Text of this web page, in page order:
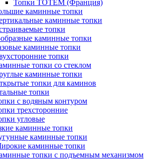
Топки TOTEM (Франция)
каминные топки
каминные топки
топки
каминные топки
каминные топки
топки
топки со стеклом
каминные топки
топки для каминов
топки
с водяным контуром
трехсторонние
угловые
каминные топки
каминные топки
каминные топки
топки с подъемным механизмом